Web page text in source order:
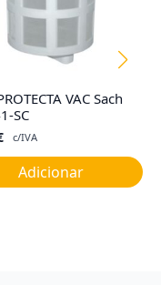
VAC Sach
SC
c/IVA
Adicionar